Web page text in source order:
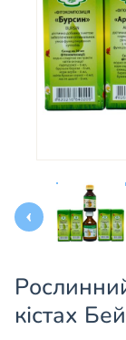
кістах